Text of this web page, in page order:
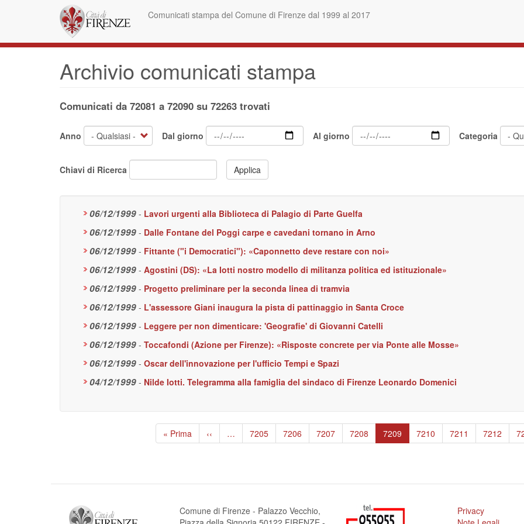
principale
Comunicati stampa del Comune di Firenze dal 1999 al 2017
Archivio comunicati stampa
Comunicati da 72081 a 72090 su 72263 trovati
Anno Dal giorno Al giorno Categoria
Chiavi di Ricerca Applica
06/12/1999 - Lavori urgenti alla Biblioteca di Palagio di Parte Guelfa
06/12/1999 - Dalle Fontane del Poggi carpe e cavedani tornano in Arno
06/12/1999 - Fittante ("i Democratici"): «Caponnetto deve restare con noi»
06/12/1999 - Agostini (DS): «La Iotti nostro modello di militanza politica ed istituzionale»
06/12/1999 - Progetto preliminare per la seconda linea di tramvia
06/12/1999 - L'assessore Giani inaugura la pista di pattinaggio in Santa Croce
06/12/1999 - Leggere per non dimenticare: 'Geografie' di Giovanni Catelli
06/12/1999 - Toccafondi (Azione per Firenze): «Risposte concrete per via Ponte alle Mosse»
06/12/1999 - Oscar dell'innovazione per l'ufficio Tempi e Spazi
04/12/1999 - Nilde Iotti. Telegramma alla famiglia del sindaco di Firenze Leonardo Domenici
Prima
pagina
« Prima
Pagina
precedente
‹‹ … Page
7205 Page
7206 Page
7207 Page
7208
Pagina
attuale
7209 Page
7210 Page
7211 Page
7212
Comune di Firenze - Palazzo Vecchio,
Privacy